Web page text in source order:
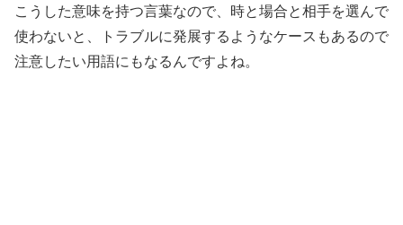
こうした意味を持つ言葉なので、時と場合と相手を選んで
使わないと、トラブルに発展するようなケースもあるので
注意したい用語にもなるんですよね。